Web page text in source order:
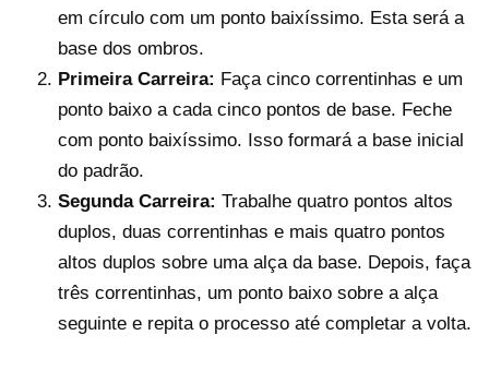
em círculo com um ponto baixíssimo. Esta será a
base dos ombros.
Primeira Carreira: Faça cinco correntinhas e um
ponto baixo a cada cinco pontos de base. Feche
com ponto baixíssimo. Isso formará a base inicial
do padrão.
Segunda Carreira: Trabalhe quatro pontos altos
duplos, duas correntinhas e mais quatro pontos
altos duplos sobre uma alça da base. Depois, faça
três correntinhas, um ponto baixo sobre a alça
seguinte e repita o processo até completar a volta.